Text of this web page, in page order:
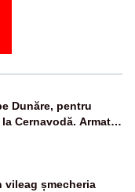
Dunăre, pentru
Cernavodă. Armata
va devia apa
vileag șmecheria